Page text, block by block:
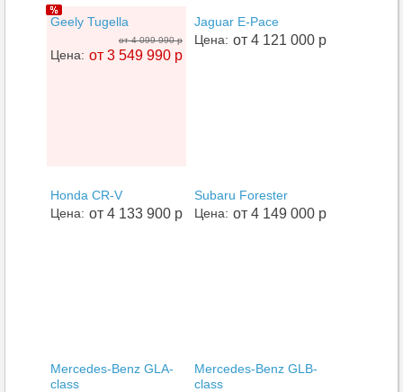
Geely Tugella
от 4 099 990 р
от 3 549 990 р
Цена:
Jaguar E-Pace
от 4 121 000 р
Цена:
Honda CR-V
от 4 133 900 р
Цена:
Subaru Forester
от 4 149 000 р
Цена:
Mercedes-Benz GLA-
class
Mercedes-Benz GLB-
class